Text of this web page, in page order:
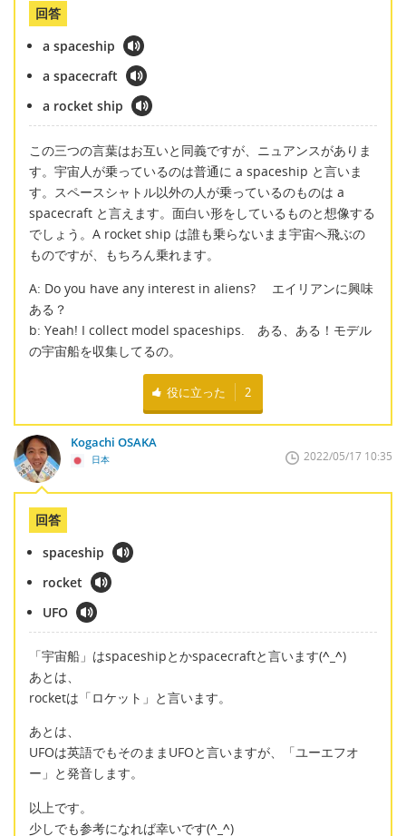
回答
a spaceship
a spacecraft
a rocket ship
この三つの言葉はお互いと同義ですが、ニュアンスがありま
す。宇宙人が乗っているのは普通に a spaceship と言いま
す。スペースシャトル以外の人が乗っているのものは a
spacecraft と言えます。面白い形をしているものと想像する
でしょう。A rocket ship は誰も乗らないまま宇宙へ飛ぶの
ものですが、もちろん乗れます。
A: Do you have any interest in aliens? エイリアンに興味
ある？
b: Yeah! I collect model spaceships. ある、ある！モデル
の宇宙船を収集してるの。
役に立った 2
Kogachi OSAKA
日本 2022/05/17 10:35
回答
spaceship
rocket
UFO
「宇宙船」はspaceshipとかspacecraftと言います(^_^)
あとは、
rocketは「ロケット」と言います。
あとは、
UFOは英語でもそのままUFOと言いますが、「ユーエフオ
ー」と発音します。
以上です。
少しでも参考になれば幸いです(^_^)